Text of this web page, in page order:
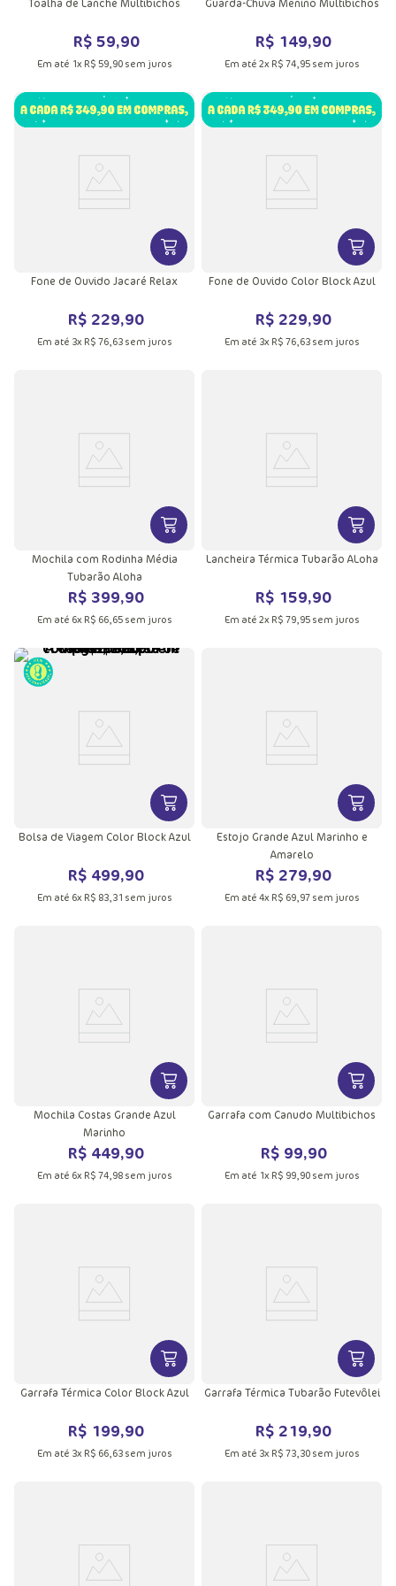
R$ 59,90
Em até 1x R$ 59, 90sem juros
R$ 149,90
Em até 2x R$ 74, 95sem juros
VER MAIS INFORMAÇÕES DO
Fone de Ouvido Jacaré Relax
R$ 229,90
Em até 3x R$ 76, 63sem juros
VER
Fone de Ouvido Color Block Azul
R$ 229,90
Em até 3x R$ 76, 63sem juros
VER MAIS INFORMAÇÕES DO
Mochila com Rodinha Média
Tubarão Aloha
R$ 399,90
Em até 6x R$ 66, 65sem juros
VER
Lancheira Térmica Tubarão ALoha
R$ 159,90
Em até 2x R$ 79, 95sem juros
VER MAIS INFORMAÇÕES DO
Bolsa de Viagem Color Block Azul
R$ 499,90
Em até 6x R$ 83, 31 sem juros
VER
Estojo Grande Azul Marinho e
Amarelo
R$ 279,90
Em até 4x R$ 69, 97sem juros
VER MAIS INFORMAÇÕES DO
Mochila Costas Grande Azul
Marinho
R$ 449,90
Em até 6x R$ 74, 98sem juros
VER
Garrafa com Canudo Multibichos
R$ 99,90
Em até 1x R$ 99, 90sem juros
VER MAIS INFORMAÇÕES DO
Garrafa Térmica Color Block Azul
R$ 199,90
Em até 3x R$ 66, 63sem juros
VER
Garrafa Térmica Tubarão Futevôlei
R$ 219,90
Em até 3x R$ 73, 30sem juros